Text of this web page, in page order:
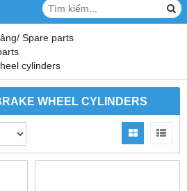
Spare parts
cylinders
WHEEL CYLINDERS